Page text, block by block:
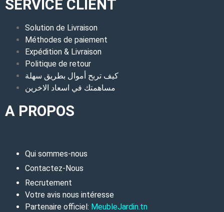
SERVICE CLIENT
Solution de Livraison
Méthodes de paiement
Expédition & Livraison
Politique de retour
كيف تربح أموال بطريق سهلة
مساهمتك في اسعاد الاخرين
A PROPOS
Qui sommes-nous
Contactez-Nous
Recrutement
Votre avis nous intéresse
Partenaire officiel: MeubleJardin.tn